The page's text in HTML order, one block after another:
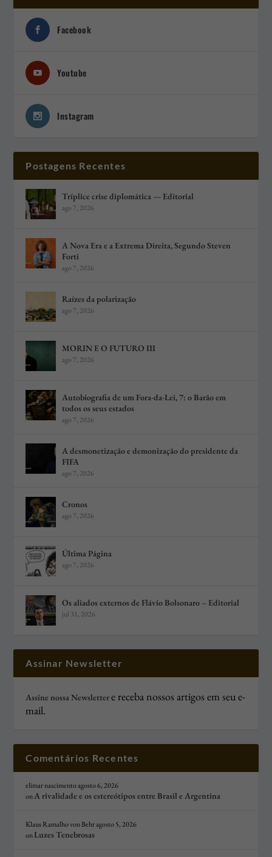
Facebook
Youtube
Instagram
Postagens Recentes
Tríplice crise diplomática — Editorial
ago 7, 2026
A Nova Era e a Extrema Direita, Segundo Steven
Forti
ago 7, 2026
Raízes da polarização
ago 7, 2026
MORIN E O FUTURO III
ago 7, 2026
Autobiografia de um Fora-da-Lei, 7: o Barão em
todos os seus estados
ago 7, 2026
A desmonetização e demonização do presidente da
FIFA
ago 7, 2026
Cronos
ago 7, 2026
Última Página
ago 7, 2026
Os aliados externos de Flávio Bolsonaro – Editorial
jul 31, 2026
Assinar Newsletter
Assine nossa Newslettere receba nossos artigos em seu e-
mail.
Comentários Recentes
elimar nascimentoagosto 6, 2026
onA rivalidade e os estereótipos entre Brasil e Argentina
Klaus Ramalho von Behragosto 5, 2026
onLuzes Tenebrosas